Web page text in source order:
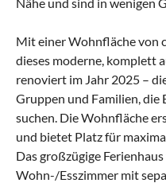
Mit einer Wohnfläche von
dieses moderne, komplett
renoviert im Jahr 2025 –
Gruppen und Familien,
suchen. Die Wohnfläche
und bietet Platz für
Das großzügige
Wohn-/Esszimmer mit